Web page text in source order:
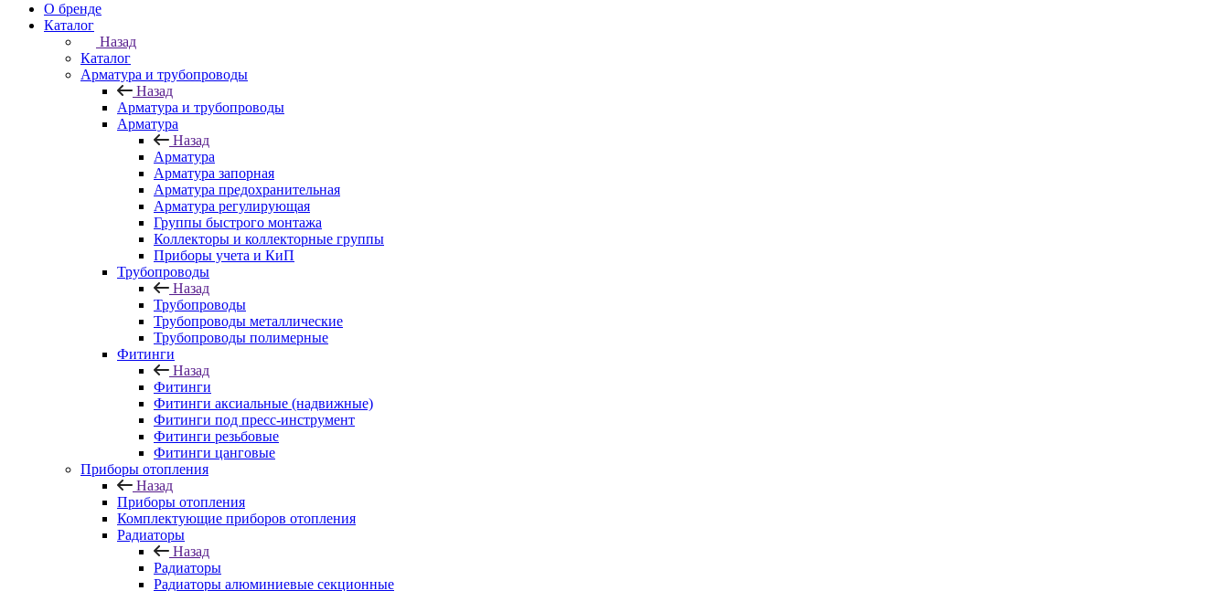
О бренде
Каталог
Назад
Каталог
Арматура и трубопроводы
Назад
Арматура и трубопроводы
Арматура
Назад
Арматура
Арматура запорная
Арматура предохранительная
Арматура регулирующая
Группы быстрого монтажа
Коллекторы и коллекторные группы
Приборы учета и КиП
Трубопроводы
Назад
Трубопроводы
Трубопроводы металлические
Трубопроводы полимерные
Фитинги
Назад
Фитинги
Фитинги аксиальные (надвижные)
Фитинги под пресс-инструмент
Фитинги резьбовые
Фитинги цанговые
Приборы отопления
Назад
Приборы отопления
Комплектующие приборов отопления
Радиаторы
Назад
Радиаторы
Радиаторы алюминиевые секционные